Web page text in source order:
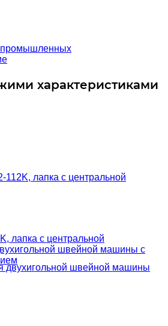
промышленных
характеристиками
лапка с центральной
швейной машины с